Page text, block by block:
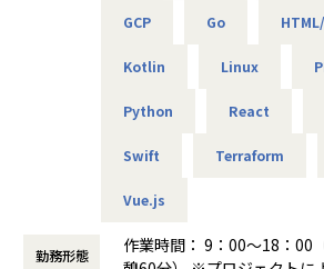
＜安心のサポート体制＞
└配属先はチーム＋教育係体制で、すぐ相
└入社直後は毎月、その後は隔月で面談。
・チャットで気軽に相談OK
└日常的に連絡しやすく、安心して話せ
回の面談を通じて方向性を確認しながら、
ら活躍している社員も多数。女性管理職も
齢や性別を問わずフェアに評価される環境
＜チーム組織構成＞
入社後は原則2名以上のチームに配属され
や丸投げはないです。
GCP Go
Kotlin Linux
Python React
Swift Terraform
Vue.js
勤務形態
作業時間： 9：00～18：00